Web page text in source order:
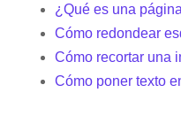
¿Qué es una
Cómo redondear
Cómo recortar una
Cómo poner texto